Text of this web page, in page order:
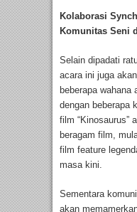
Kolaborasi
Komunitas Seni
Selain dipadati
acara ini juga
beberapa wahana
dengan beberapa
film “Kinosaurus”
beragam film,
film feature
masa kini.
Sementara
akan